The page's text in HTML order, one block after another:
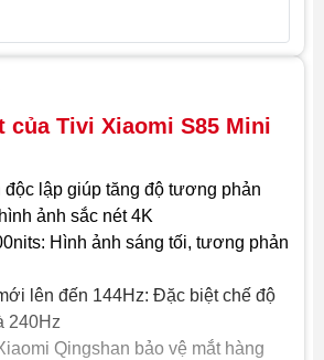
hợp: Trình phát Mi-Player tích hợp,
Hỗ trợ Dolby Vision, HDR10 +,
H.264, Real, MPEG1 / 2/4, v.v.
HD và các phương pháp giải mã âm
suất loa 2x12.5W
Dài: 1891mm x Cao: 1088mm |
chân đế: 1682mm | Độ rộng chân đế:
của Tivi Xiaomi S85 Mini
độc lập giúp tăng độ tương phản
ảnh sắc nét 4K
Hình ảnh sáng tối, tương phản
lên đến 144Hz: Đặc biệt chế độ
240Hz
Qingshan bảo vệ mắt hàng